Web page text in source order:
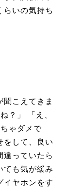
らいの気持ち
こえてきま
？」 「え、
ゃダメで
をして、良い
違っていたら
ても気が緩み
イヤホンをす